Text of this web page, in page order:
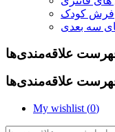
فرش کودک
سه بعدی
علاقه‌مندی‌ها
علاقه‌مندی‌ها
My wishlist (0)